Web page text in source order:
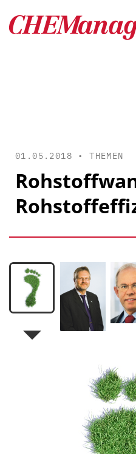
01.05.2018 •THEMEN